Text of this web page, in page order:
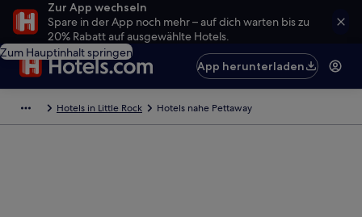
Zur App wechseln
Spare in der App noch mehr – auf dich warten bis zu
20% Rabatt auf ausgewählte Hotels.
Zum Hauptinhalt springen
App herunterladen
Hotels in Little Rock Hotels nahe Pettaway